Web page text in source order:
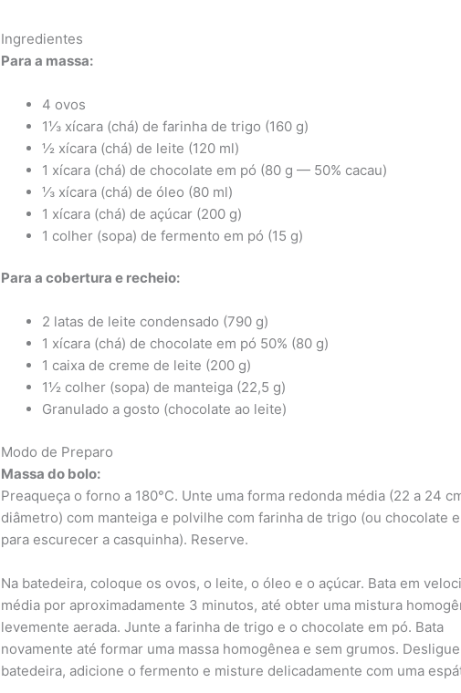
Ingredientes
Para a massa:
4 ovos
1⅓ xícara (chá) de farinha de trigo (160 g)
½ xícara (chá) de leite (120 ml)
1 xícara (chá) de chocolate em pó (80 g — 50% cacau)
⅓ xícara (chá) de óleo (80 ml)
1 xícara (chá) de açúcar (200 g)
1 colher (sopa) de fermento em pó (15 g)
Para a cobertura e recheio:
2 latas de leite condensado (790 g)
1 xícara (chá) de chocolate em pó 50% (80 g)
1 caixa de creme de leite (200 g)
1½ colher (sopa) de manteiga (22,5 g)
Granulado a gosto (chocolate ao leite)
Modo de Preparo
Massa do bolo:
Preaqueça o forno a 180°C. Unte uma forma redonda média (22 a 24
diâmetro) com manteiga e polvilhe com farinha de trigo (ou chocolate
para escurecer a casquinha). Reserve.
Na batedeira, coloque os ovos, o leite, o óleo e o açúcar. Bata em
média por aproximadamente 3 minutos, até obter uma mistura
levemente aerada. Junte a farinha de trigo e o chocolate em pó. Bata
novamente até formar uma massa homogênea e sem grumos.
batedeira, adicione o fermento e misture delicadamente com uma